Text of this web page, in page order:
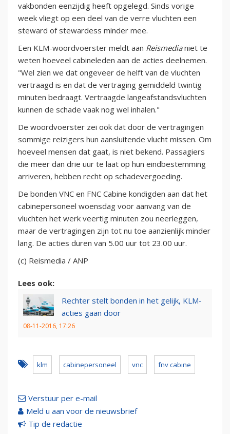
vakbonden eenzijdig heeft opgelegd. Sinds vorige
week vliegt op een deel van de verre vluchten een
steward of stewardess minder mee.
Een KLM-woordvoerster meldt aan Reismedianiet te
weten hoeveel cabineleden aan de acties deelnemen.
"Wel zien we dat ongeveer de helft van de vluchten
vertraagd is en dat de vertraging gemiddeld twintig
minuten bedraagt. Vertraagde langeafstandsvluchten
kunnen de schade vaak nog wel inhalen."
De woordvoerster zei ook dat door de vertragingen
sommige reizigers hun aansluitende vlucht missen. Om
hoeveel mensen dat gaat, is niet bekend. Passagiers
die meer dan drie uur te laat op hun eindbestemming
arriveren, hebben recht op schadevergoeding.
De bonden VNC en FNC Cabine kondigden aan dat het
cabinepersoneel woensdag voor aanvang van de
vluchten het werk veertig minuten zou neerleggen,
maar de vertragingen zijn tot nu toe aanzienlijk minder
lang. De acties duren van 5.00 uur tot 23.00 uur.
(c) Reismedia / ANP
Lees ook:
Rechter stelt bonden in het gelijk, KLM-
acties gaan door
08-11-2016, 17:26
klm cabinepersoneel vnc fnv cabine
Verstuur per e-mail
Meld u aan voor de nieuwsbrief
Tip de redactie